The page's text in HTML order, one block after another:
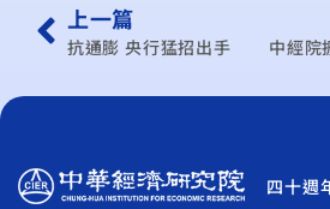
上一篇
抗通膨 央行猛招出手
四十週